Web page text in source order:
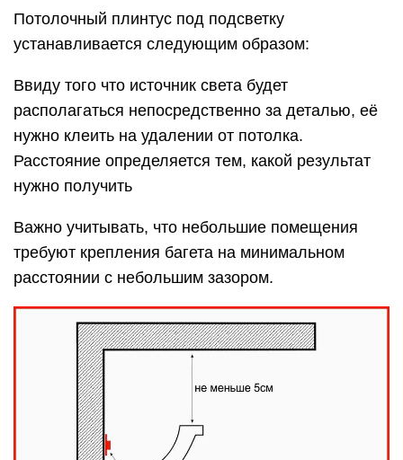
Потолочный плинтус под подсветку
устанавливается следующим образом:
Ввиду того что источник света будет
располагаться непосредственно за деталью, её
нужно клеить на удалении от потолка.
Расстояние определяется тем, какой результат
нужно получить
Важно учитывать, что небольшие помещения
требуют крепления багета на минимальном
расстоянии с небольшим зазором.